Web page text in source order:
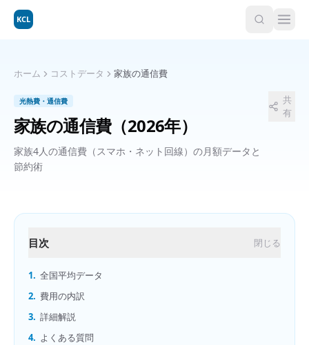
KCL
ホーム コストデータ 家族の通信費
光熱費・通信費
家族の通信費（2026年）
家族4人の通信費（スマホ・ネット回線）の月額データと
節約術
共
有
目次 閉じる
1. 全国平均データ
2. 費用の内訳
3. 詳細解説
4. よくある質問